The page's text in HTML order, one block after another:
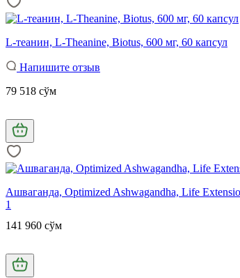
L-теанин, L-Theanine, Biotus, 600 мг, 60 капсул
Напишите отзыв
79 518 сўм
Ашваганда, Optimized Ashwagandha, Life
1
141 960 сўм